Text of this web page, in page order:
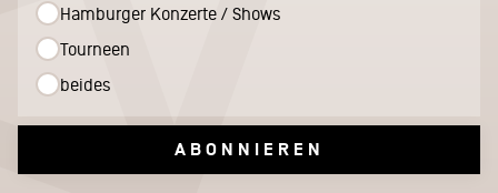
Hamburger Konzerte / Shows
Tourneen
beides
ABONNIEREN